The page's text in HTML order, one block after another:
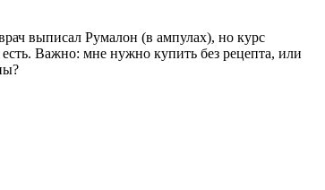
выписал Румалон (в ампулах), но курс
Важно: мне нужно купить без рецепта, или